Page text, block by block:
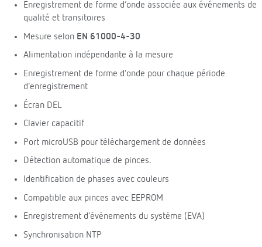
Enregistrement de forme d’onde associée aux événements de
qualité et transitoires
Mesure selon EN 61000-4-30
Alimentation indépendante à la mesure
Enregistrement de forme d’onde pour chaque période
d’enregistrement
Écran DEL
Clavier capacitif
Port microUSB pour téléchargement de données
Détection automatique de pinces.
Identification de phases avec couleurs
Compatible aux pinces avec EEPROM
Enregistrement d’événements du système (EVA)
Synchronisation NTP